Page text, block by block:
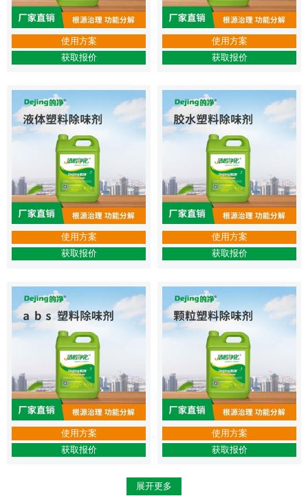
使用方案
获取报价
使用方案
获取报价
使用方案
获取报价
使用方案
获取报价
使用方案
获取报价
使用方案
获取报价
展开更多